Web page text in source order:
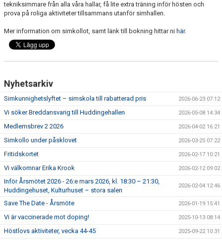
KALENDER
tekniksimmare från alla våra hallar, få lite extra träning inför hösten och
prova på roliga aktiviteter tillsammans utanför simhallen.
Mer information om simkollot, samt länk till bokning hittar ni här.
Nyhetsarkiv
Simkunnighetslyftet – simskola till rabatterad pris 2026-06-23 07:12
Vi söker Breddansvarig till Huddingehallen 2026-05-08 14:34
Medlemsbrev 2 2026 2026-04-02 16:21
Simkollo under påsklovet 2026-03-25 07:22
Fritidskortet 2026-02-17 10:21
Vi välkomnar Erika Krook 2026-02-12 09:02
Inför Årsmötet 2026 - 26:e mars 2026, kl. 18:30 – 21:30,
Huddingehuset, Kulturhuset – stora salen
2026-02-04 12:46
Save The Date - Årsmöte 2026-01-19 15:41
Vi är vaccinerade mot doping! 2025-10-13 08:14
Höstlovs aktiviteter, vecka 44-45 2025-09-22 10:31